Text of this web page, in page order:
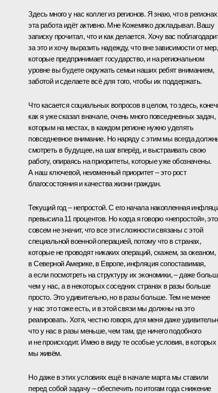
Здесь много у нас коллег из регионов. Я знаю, что в регионах
эта работа идёт активно. Мне Кожемяко докладывал. Вашу
записку прочитал, что и как делается. Хочу вас
за это и хочу выразить надежду, что вне зависимости от мер,
которые предпринимает государство, и на региональном
уровне вы будете окружать семьи наших ребят вниманием,
заботой и сделаете всё для того, чтобы их поддержать.
Что касается социальных вопросов в целом, то здесь,
как я уже сказал вначале, очень много повседневных задач,
которым на местах, в каждом регионе нужно уделять
повседневное внимание. Но наряду с этим мы всегда
смотреть в будущее, на шаг вперёд, и выстраивать свою
работу, опираясь на приоритеты, которые уже обозначены.
А наш ключевой, неизменный приоритет – это рост
благосостояния и качества жизни граждан.
Текущий год – непростой. С его начала накопленная
превысила 11 процентов. Но когда я говорю «непростой», это
совсем не значит, что все эти сложности связаны с этой
специальной военной операцией, потому что в странах,
которые не проводят никаких операций, скажем, за океаном,
в Северной Америке, в Европе, инфляция сопоставимая,
а если посмотреть на структуру их экономики, – даже
чем у нас, а в некоторых соседних странах в разы больше
просто. Это удивительно, но в разы больше. Тем не менее
у нас это тоже есть, и в этой связи мы должны на это
реагировать. Хотя, честно говоря, для меня даже
что у нас в разы меньше, чем там, где ничего подобного
и не происходит. Имею в виду те особые условия, в которых
мы живём.
Но даже в этих условиях ещё в начале марта мы ставили
перед собой задачу – обеспечить по итогам года снижение